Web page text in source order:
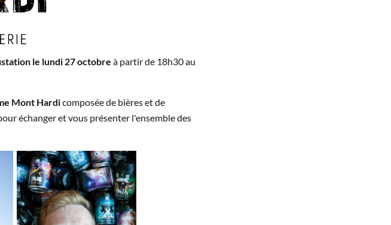
le lundi 27 octobre à partir de 18h30 au
Mont Hardicomposée de bières et de
échanger et vous présenter l'ensemble des